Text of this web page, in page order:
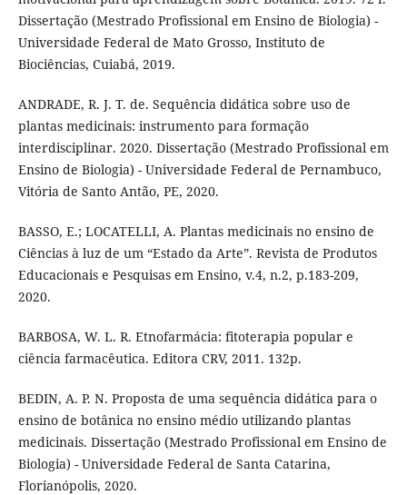
Dissertação (Mestrado Profissional em Ensino de Biologia) -
Universidade Federal de Mato Grosso, Instituto de
Biociências, Cuiabá, 2019.
ANDRADE, R. J. T. de. Sequência didática sobre uso de
plantas medicinais: instrumento para formação
interdisciplinar. 2020. Dissertação (Mestrado Profissional em
Ensino de Biologia) - Universidade Federal de Pernambuco,
Vitória de Santo Antão, PE, 2020.
BASSO, E.; LOCATELLI, A. Plantas medicinais no ensino de
Ciências à luz de um “Estado da Arte”. Revista de Produtos
Educacionais e Pesquisas em Ensino, v.4, n.2, p.183-209,
2020.
BARBOSA, W. L. R. Etnofarmácia: fitoterapia popular e
ciência farmacêutica. Editora CRV, 2011. 132p.
BEDIN, A. P. N. Proposta de uma sequência didática para o
ensino de botânica no ensino médio utilizando plantas
medicinais. Dissertação (Mestrado Profissional em Ensino de
Biologia) - Universidade Federal de Santa Catarina,
Florianópolis, 2020.